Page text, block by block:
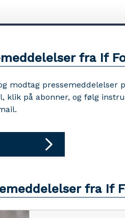
fra If
modtag pressemeddelelser
klik på abonner, og følg
fra If